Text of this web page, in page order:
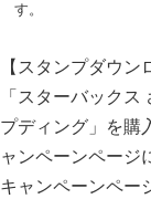
す。
【スタンプダウン
「スターバック
プディング」を購
ャンペーンページ
キャンペーンペー